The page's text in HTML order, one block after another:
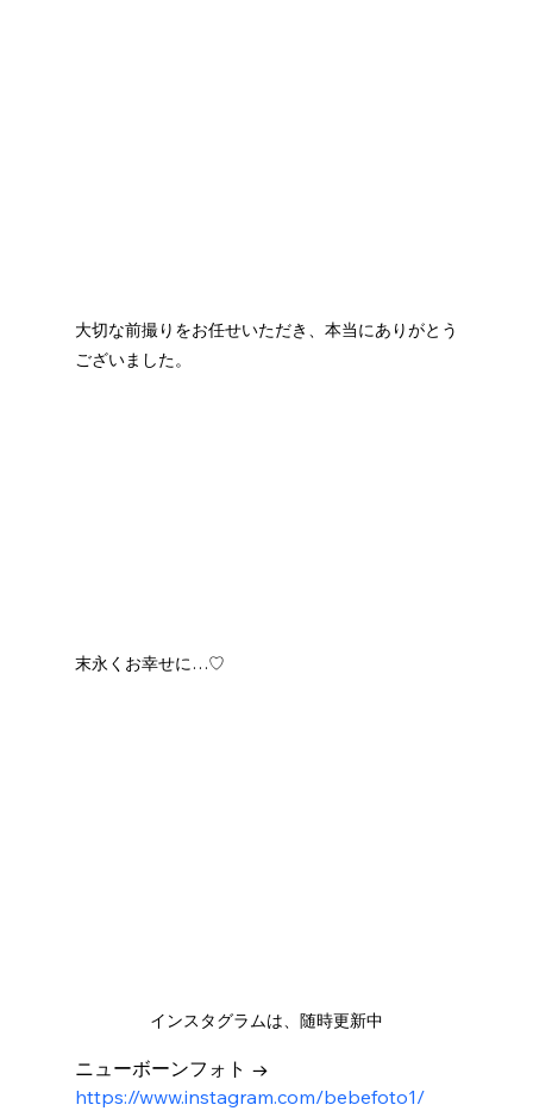
大切な前撮りをお任せいただき、本当にありがとう
ございました。
末永くお幸せに…♡
インスタグラムは、随時更新中
ニューボーンフォト →
https://www.instagram.com/bebefoto1/